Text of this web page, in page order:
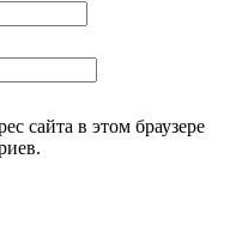
сайта в этом браузере